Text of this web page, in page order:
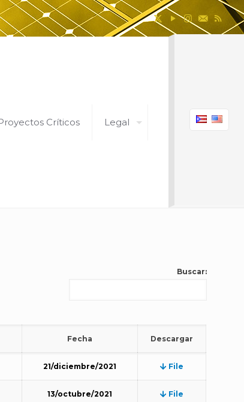
Críticos Legal
Buscar:
Fecha Descargar
21/diciembre/2021 File
13/octubre/2021 File